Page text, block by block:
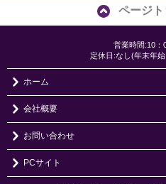
ページ
営業時間:10：
定休日:なし(年末年
ホーム
会社概要
お問い合わせ
PCサイト